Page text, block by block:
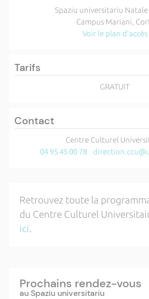
Spaziu universitariu
Campus Mariani,
Voir le plan d'accès
Tarifs
GRATUIT
Contact
Centre Culturel
04 95 45 00 78
Retrouvez toute la
du Centre Culturel
ici.
Prochains rendez-vous
au Spaziu universitariu